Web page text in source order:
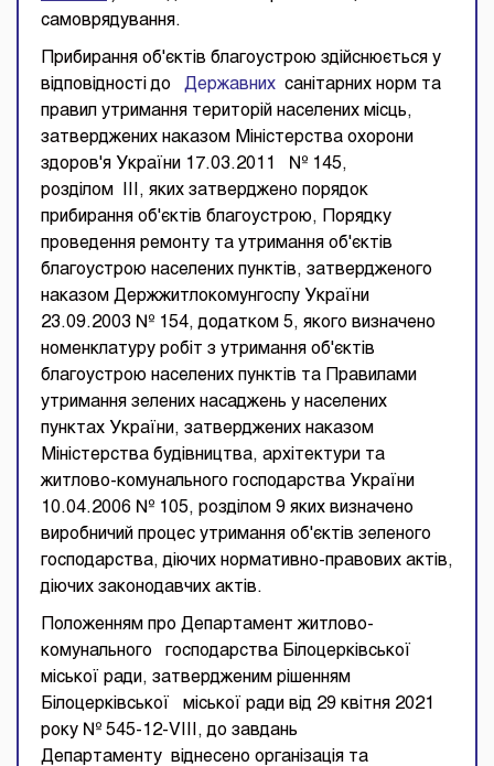
самоврядування.
Прибирання об'єктів благоустрою здійснюється у
відповідності до Державних санітарних норм та
правил утримання територій населених місць,
затверджених наказом Міністерства охорони
здоров'я України 17.03.2011 № 145,
розділом III, яких затверджено порядок
прибирання об'єктів благоустрою, Порядку
проведення ремонту та утримання об'єктів
благоустрою населених пунктів, затвердженого
наказом Держжитлокомунгоспу України
23.09.2003 № 154, додатком 5, якого визначено
номенклатуру робіт з утримання об'єктів
благоустрою населених пунктів та Правилами
утримання зелених насаджень у населених
пунктах України, затверджених наказом
Міністерства будівництва, архітектури та
житлово-комунального господарства України
10.04.2006 № 105, розділом 9 яких визначено
виробничий процес утримання об'єктів зеленого
господарства, діючих нормативно-правових актів,
діючих законодавчих актів.
Положенням про Департамент житлово-
комунального господарства Білоцерківської
міської ради, затвердженим рішенням
Білоцерківської міської ради від 29 квітня 2021
року № 545-12-VIII, до завдань
Департаменту віднесено організація та